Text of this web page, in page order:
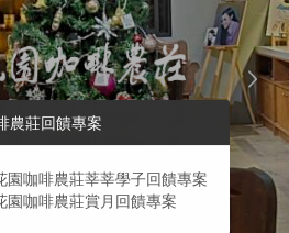
農莊回饋專案
園咖啡農莊莘莘學子回饋專案
園咖啡農莊賞月回饋專案